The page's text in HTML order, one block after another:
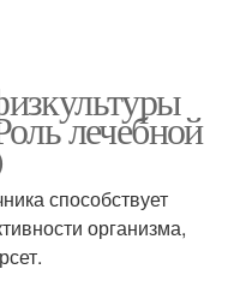
лечебной
способствует
организма,